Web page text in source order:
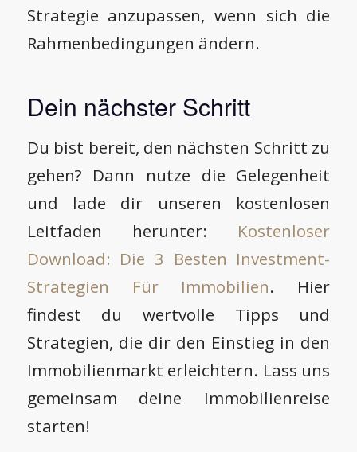
Strategie anzupassen, wenn sich die
Rahmenbedingungen ändern.
Dein nächster Schritt
Du bist bereit, den nächsten Schritt zu
gehen? Dann nutze die Gelegenheit
und lade dir unseren kostenlosen
Leitfaden herunter: Kostenloser
Download: Die 3 Besten Investment-
Strategien Für Immobilien. Hier
findest du wertvolle Tipps und
Strategien, die dir den Einstieg in den
Immobilienmarkt erleichtern. Lass uns
gemeinsam deine Immobilienreise
starten!